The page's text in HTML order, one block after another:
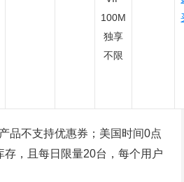
100M
独享
不限
品不支持优惠券；美国时间0点
存，且每日限量20台，每个用户